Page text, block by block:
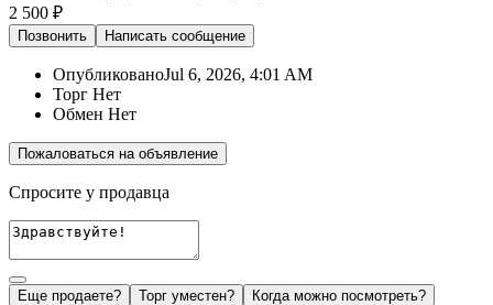
2 500 ₽
Позвонить Написать сообщение
ОпубликованоJul 6, 2026, 4:01 AM
Торг Нет
Обмен Нет
Пожаловаться на объявление
Спросите у продавца
Еще продаете? Торг уместен? Когда можно посмотреть?